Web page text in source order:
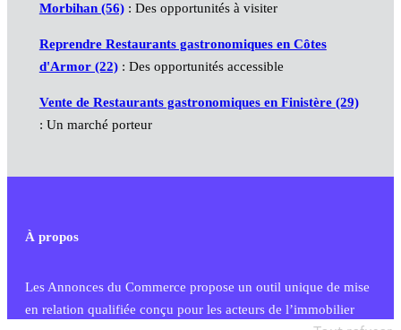
Morbihan (56): Des opportunités à visiter
Reprendre Restaurants gastronomiques en Côtes
d'Armor (22): Des opportunités accessible
Vente de Restaurants gastronomiques en Finistère (29)
: Un marché porteur
À propos
Les Annonces du Commerce propose un outil unique de mise
en relation qualifiée conçu pour les acteurs de l’immobilier